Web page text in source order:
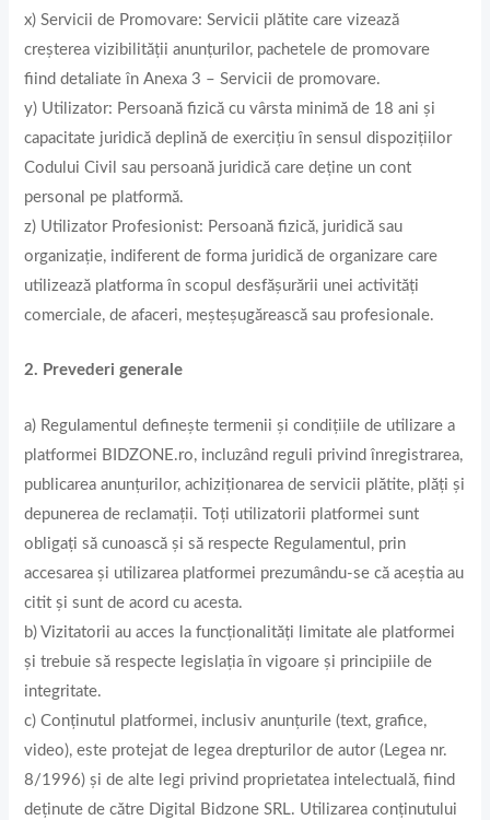
x) Servicii de Promovare: Servicii plătite care vizează
creșterea vizibilității anunțurilor, pachetele de promovare
fiind detaliate în Anexa 3 – Servicii de promovare.
y) Utilizator: Persoană fizică cu vârsta minimă de 18 ani și
capacitate juridică deplină de exercițiu în sensul dispozițiilor
Codului Civil sau persoană juridică care deține un cont
personal pe platformă.
z) Utilizator Profesionist: Persoană fizică, juridică sau
organizație, indiferent de forma juridică de organizare care
utilizează platforma în scopul desfășurării unei activități
comerciale, de afaceri, meșteșugărească sau profesionale.
2. Prevederi generale
a) Regulamentul definește termenii și condițiile de utilizare a
platformei BIDZONE.ro, incluzând reguli privind înregistrarea,
publicarea anunțurilor, achiziționarea de servicii plătite, plăți și
depunerea de reclamații. Toți utilizatorii platformei sunt
obligați să cunoască și să respecte Regulamentul, prin
accesarea și utilizarea platformei prezumându-se că aceștia au
citit și sunt de acord cu acesta.
b) Vizitatorii au acces la funcționalități limitate ale platformei
și trebuie să respecte legislația în vigoare și principiile de
integritate.
c) Conținutul platformei, inclusiv anunțurile (text, grafice,
video), este protejat de legea drepturilor de autor (Legea nr.
8/1996) și de alte legi privind proprietatea intelectuală, fiind
deținute de către Digital Bidzone SRL. Utilizarea conținutului